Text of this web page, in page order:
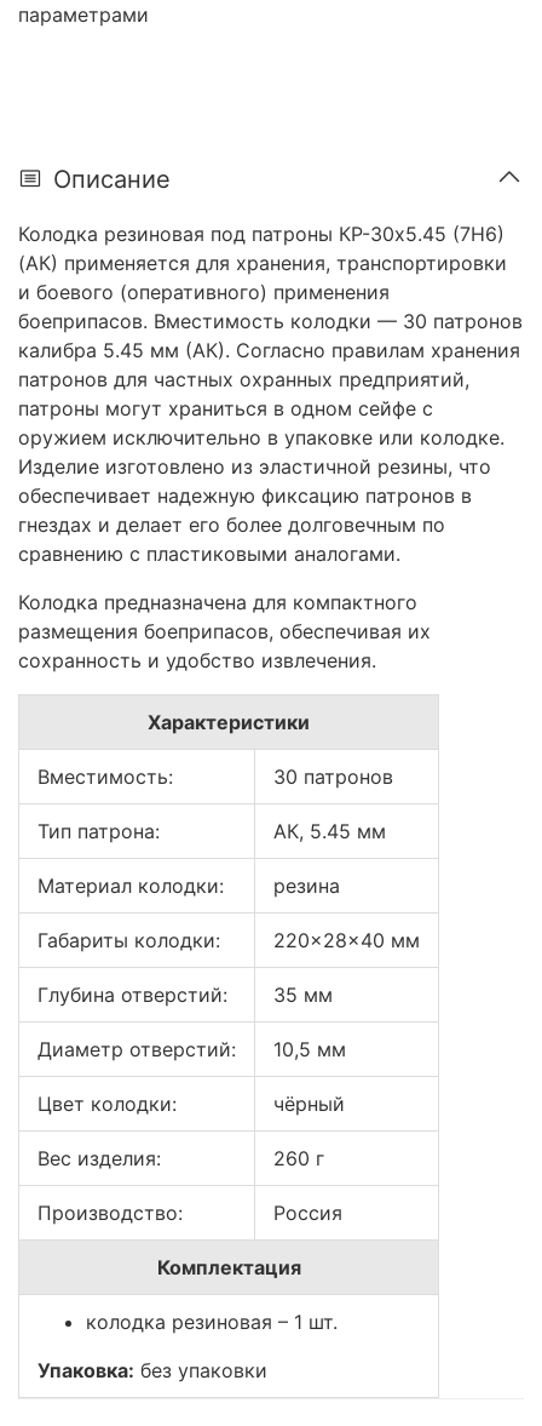
параметрами
Описание
Колодка резиновая под патроны КР-30х5.45 (7Н6)
(АК) применяется для хранения, транспортировки
и боевого (оперативного) применения
боеприпасов. Вместимость колодки — 30 патронов
калибра 5.45 мм (АК). Согласно правилам хранения
патронов для частных охранных предприятий,
патроны могут храниться в одном сейфе с
оружием исключительно в упаковке или колодке.
Изделие изготовлено из эластичной резины, что
обеспечивает надежную фиксацию патронов в
гнездах и делает его более долговечным по
сравнению с пластиковыми аналогами.
Колодка предназначена для компактного
размещения боеприпасов, обеспечивая их
сохранность и удобство извлечения.
Характеристики
Вместимость: 30 патронов
Тип патрона: АК, 5.45 мм
Материал колодки: резина
Габариты колодки: 220×28×40 мм
Глубина отверстий: 35 мм
Диаметр отверстий: 10,5 мм
Цвет колодки: чёрный
Вес изделия: 260 г
Производство: Россия
Комплектация
колодка резиновая – 1 шт.
Упаковка: без упаковки